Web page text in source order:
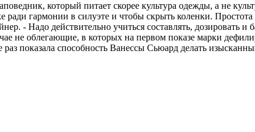
который питает скорее культура одежды, а не
гармонии в силуэте и чтобы скрыть коленки.
- Надо действительно учиться составлять, дозировать и
не облегающие, в которых на первом показе марки
показала способность Ванессы Сьюард делать